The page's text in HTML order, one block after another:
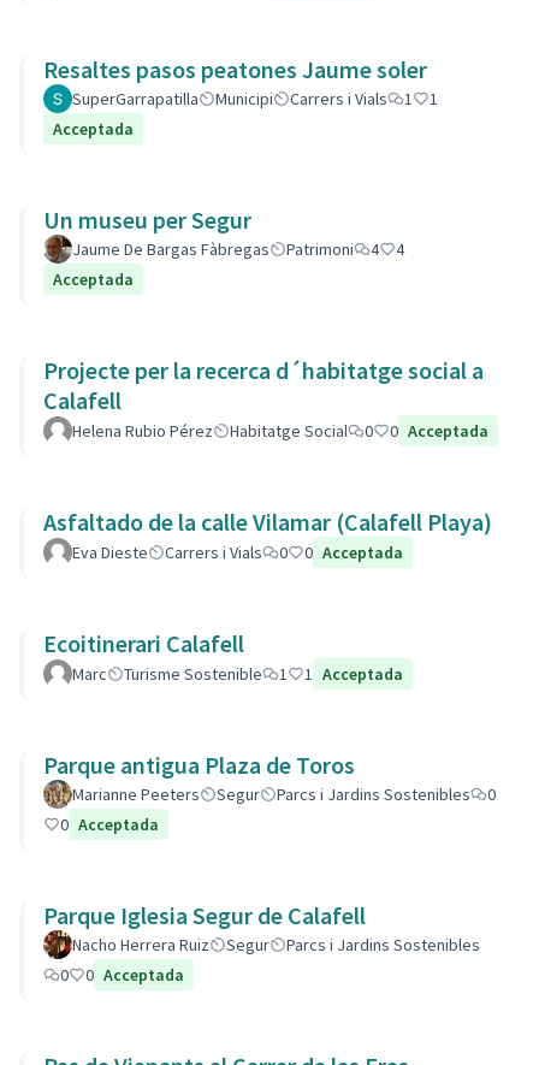
Resaltes pasos peatones Jaume soler
SuperGarrapatilla Municipi Carrers i Vials 1
1
Acceptada
Un museu per Segur
Jaume De Bargas Fàbregas Patrimoni 4
4
Acceptada
Projecte per la recerca d´habitatge social a
Calafell
Helena Rubio Pérez Habitatge Social 0 0 Acceptada
Asfaltado de la calle Vilamar (Calafell Playa)
Eva Dieste Carrers i Vials 0 0 Acceptada
Ecoitinerari Calafell
Marc Turisme Sostenible 1 1 Acceptada
Parque antigua Plaza de Toros
Marianne Peeters Segur Parcs i Jardins Sostenibles
0
0 Acceptada
Parque Iglesia Segur de Calafell
Nacho Herrera Ruiz Segur
Parcs i Jardins Sostenibles
0
0 Acceptada